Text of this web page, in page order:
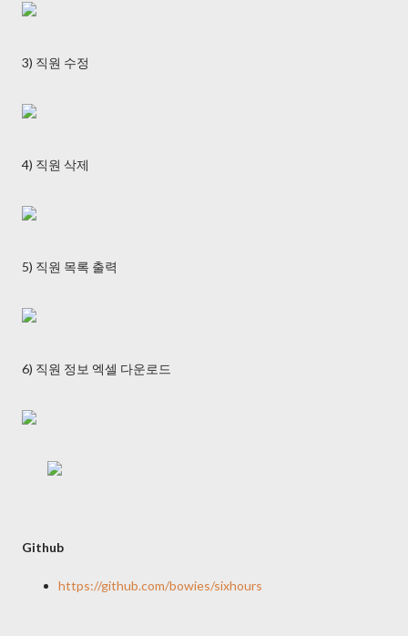
3) 직원 수정
4) 직원 삭제
5) 직원 목록 출력
6) 직원 정보 엑셀 다운로드
Github
https://github.com/bowies/sixhours